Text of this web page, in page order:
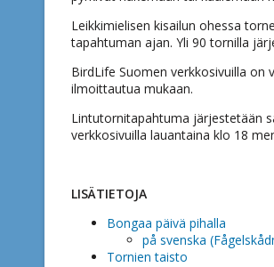
Leikkimielisen kisailun ohessa
tapahtuman ajan. Yli 90 tornilla
BirdLife Suomen verkkosivuilla on
ilmoittautua mukaan.
Lintutornitapahtuma järjestetään
verkkosivuilla lauantaina klo 18
LISÄTIETOJA
Bongaa päivä pihalla
på svenska
Tornien taisto